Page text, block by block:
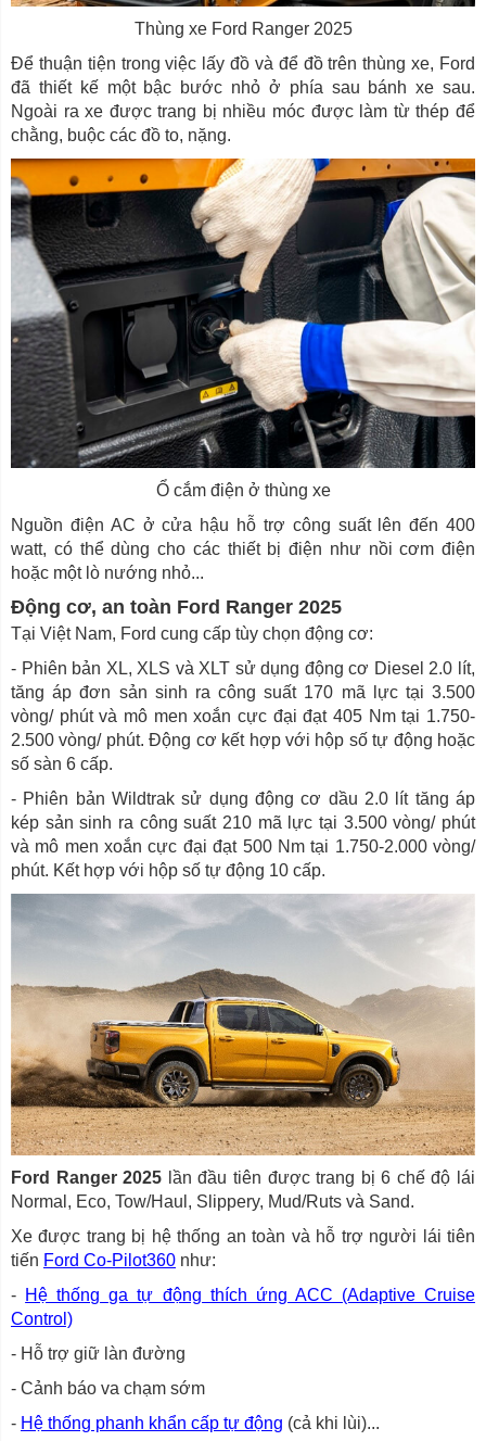
Thùng xe Ford Ranger 2025
Để thuận tiện trong việc lấy đồ và để đồ trên thùng xe, Ford
đã thiết kế một bậc bước nhỏ ở phía sau bánh xe sau.
Ngoài ra xe được trang bị nhiều móc được làm từ thép để
chằng, buộc các đồ to, nặng.
Ổ cắm điện ở thùng xe
Nguồn điện AC ở cửa hậu hỗ trợ công suất lên đến 400
watt, có thể dùng cho các thiết bị điện như nồi cơm điện
hoặc một lò nướng nhỏ...
Động cơ, an toàn Ford Ranger 2025
Tại Việt Nam, Ford cung cấp tùy chọn động cơ:
- Phiên bản XL, XLS và XLT sử dụng động cơ Diesel 2.0 lít,
tăng áp đơn sản sinh ra công suất 170 mã lực tại 3.500
vòng/ phút và mô men xoắn cực đại đạt 405 Nm tại 1.750-
2.500 vòng/ phút. Động cơ kết hợp với hộp số tự động hoặc
số sàn 6 cấp.
- Phiên bản Wildtrak sử dụng động cơ dầu 2.0 lít tăng áp
kép sản sinh ra công suất 210 mã lực tại 3.500 vòng/ phút
và mô men xoắn cực đại đạt 500 Nm tại 1.750-2.000 vòng/
phút. Kết hợp với hộp số tự động 10 cấp.
Ford Ranger 2025 lần đầu tiên được trang bị 6 chế độ lái
Normal, Eco, Tow/Haul, Slippery, Mud/Ruts và Sand.
Xe được trang bị hệ thống an toàn và hỗ trợ người lái tiên
tiến Ford Co-Pilot360 như:
- Hệ thống ga tự động thích ứng ACC (Adaptive Cruise
Control)
- Hỗ trợ giữ làn đường
- Cảnh báo va chạm sớm
- Hệ thống phanh khẩn cấp tự động (cả khi lùi)...